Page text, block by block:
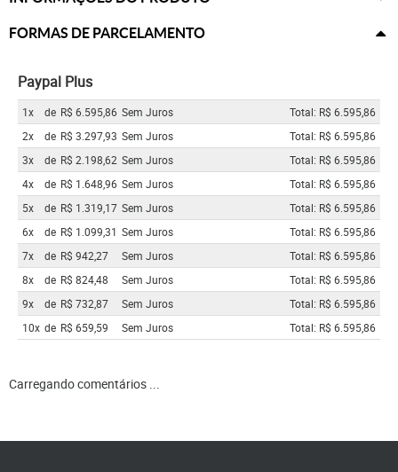
FORMAS DE PARCELAMENTO
Paypal Plus
1x de R$ 6.595,86 Sem Juros
Total: R$ 6.595,86
2x
de R$ 3.297,93 Sem Juros
Total: R$ 6.595,86
3x
de R$ 2.198,62 Sem Juros
Total: R$ 6.595,86
4x
de R$ 1.648,96 Sem Juros
Total: R$ 6.595,86
5x
de R$ 1.319,17 Sem Juros
Total: R$ 6.595,86
6x
de R$ 1.099,31 Sem Juros
Total: R$ 6.595,86
7x
de R$ 942,27 Sem Juros
Total: R$ 6.595,86
8x
de R$ 824,48 Sem Juros
Total: R$ 6.595,86
9x
de R$ 732,87 Sem Juros
Total: R$ 6.595,86
10x de R$ 659,59 Sem Juros Total: R$ 6.595,86
Carregando comentários ...